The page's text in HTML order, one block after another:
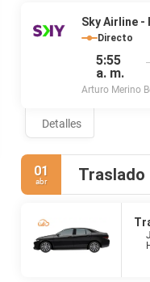
Sky Airline -
Directo
5:55
a. m.
Arturo Merino
Detalles
01
abr Traslado